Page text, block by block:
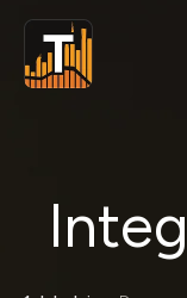
content